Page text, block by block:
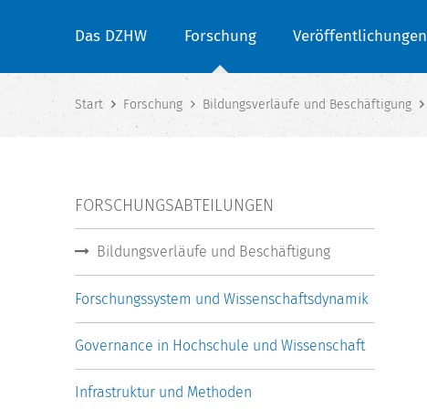
Das DZHW Forschung Veröffentlichungen
Start Forschung Bildungsverläufe und Beschäftigung
FORSCHUNGSABTEILUNGEN
Bildungsverläufe und Beschäftigung
Forschungssystem und Wissenschaftsdynamik
Governance in Hochschule und Wissenschaft
Infrastruktur und Methoden